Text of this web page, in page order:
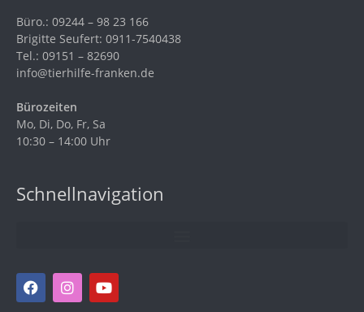
Büro.: 09244 – 98 23 166
Brigitte Seufert: 0911-7540438
Tel.: 09151 – 82690
info@tierhilfe-franken.de
Bürozeiten
Mo, Di, Do, Fr, Sa
10:30 – 14:00 Uhr
Schnellnavigation